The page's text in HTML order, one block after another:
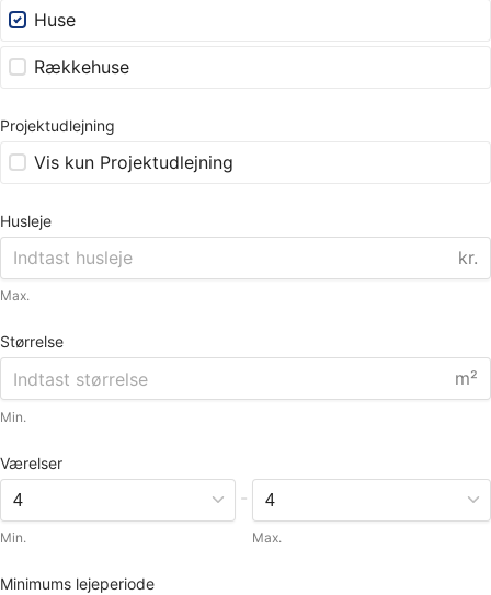
Huse
Rækkehuse
Projektudlejning
Vis kun Projektudlejning
Husleje
kr.
Max.
Størrelse
m²
Min.
Værelser
Min.
-
Max.
Minimums lejeperiode